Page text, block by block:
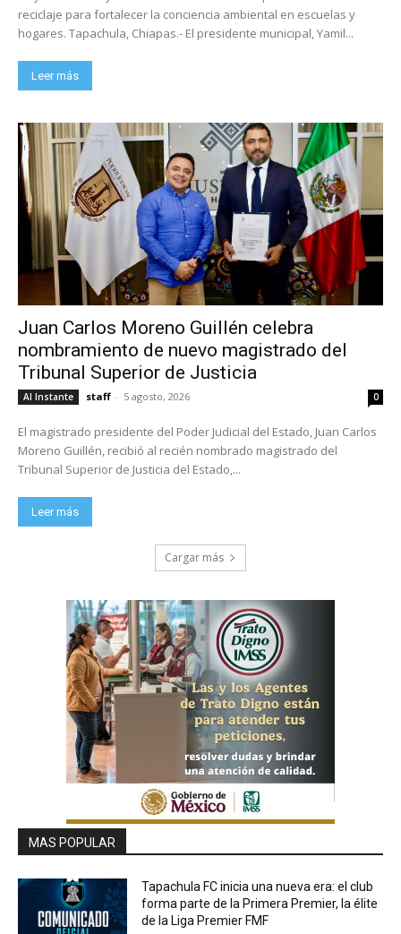
reciclaje para fortalecer la conciencia ambiental en escuelas y
hogares. Tapachula, Chiapas.- El presidente municipal, Yamil...
Leer más
Juan Carlos Moreno Guillén celebra
nombramiento de nuevo magistrado del
Tribunal Superior de Justicia
Al Instante staff - 5 agosto, 2026 0
El magistrado presidente del Poder Judicial del Estado, Juan Carlos
Moreno Guillén, recibió al recién nombrado magistrado del
Tribunal Superior de Justicia del Estado,...
Leer más
Cargar más
MAS POPULAR
Tapachula FC inicia una nueva era: el club
forma parte de la Primera Premier, la élite
de la Liga Premier FMF